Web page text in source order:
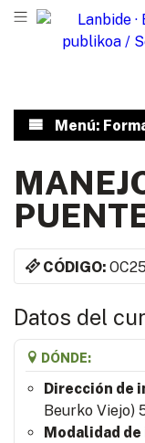
Menú:
CÓDIGO:
Datos del
DÓNDE:
Dirección de
Beurko Viejo)
Modalidad